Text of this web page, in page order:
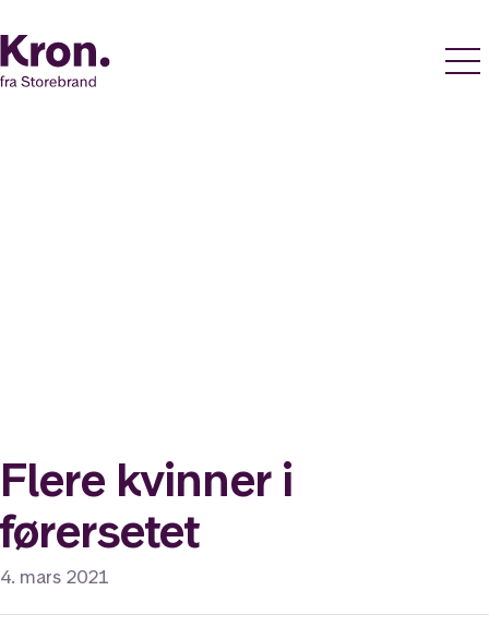
Flere kvinner i
førersetet
4. mars 2021